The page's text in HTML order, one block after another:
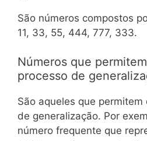
São números compostos
11, 33, 55, 444, 777, 333.
Números que
processo de
São aqueles que
de generalização. Por
número frequente que